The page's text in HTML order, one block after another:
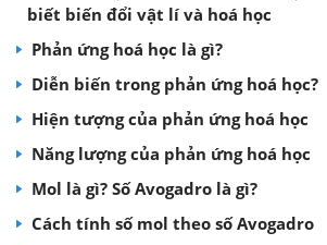
biết biến đổi vật lí và hoá học
Phản ứng hoá học là gì?
Diễn biến trong phản ứng hoá học?
Hiện tượng của phản ứng hoá học
Năng lượng của phản ứng hoá học
Mol là gì? Số Avogadro là gì?
Cách tính số mol theo số Avogadro